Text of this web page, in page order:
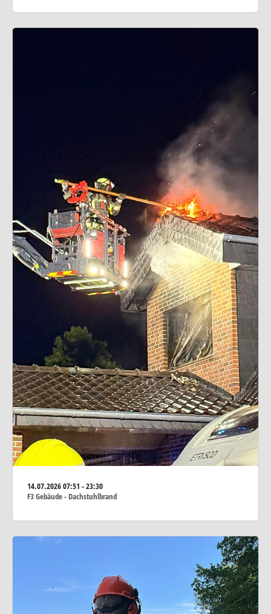
14.07.202607:51 - 23:30
F3 Gebäude - Dachstuhlbrand